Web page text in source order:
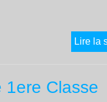
Lire la
1ere Classe